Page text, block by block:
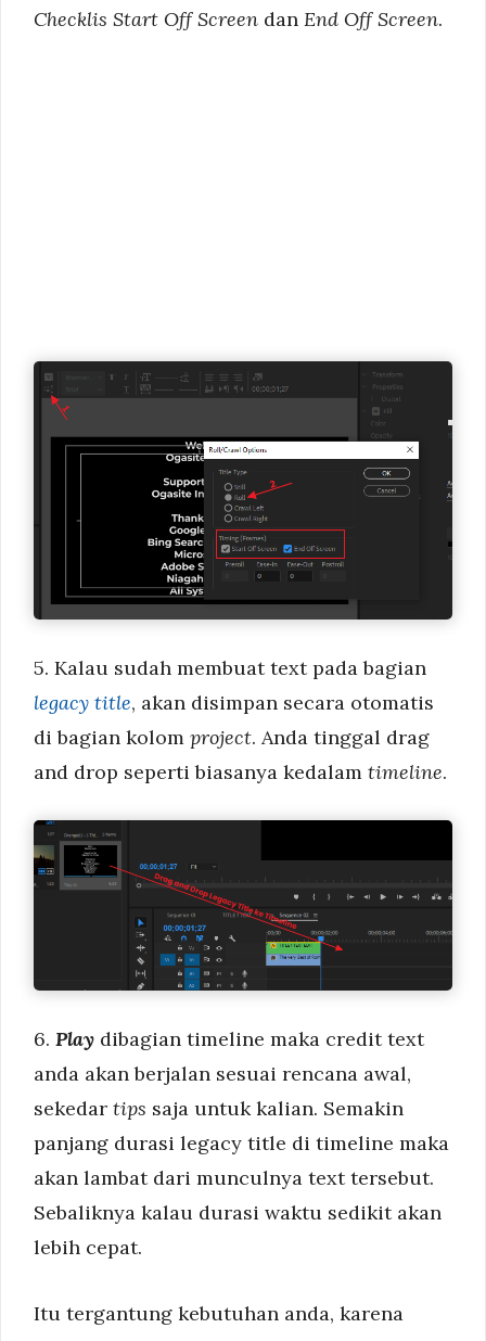
Checklis Start Off Screen dan End Off Screen.
5. Kalau sudah membuat text pada bagian
legacy title, akan disimpan secara otomatis
di bagian kolom project. Anda tinggal drag
and drop seperti biasanya kedalam timeline.
6. Play dibagian timeline maka credit text
anda akan berjalan sesuai rencana awal,
sekedar tips saja untuk kalian. Semakin
panjang durasi legacy title di timeline maka
akan lambat dari munculnya text tersebut.
Sebaliknya kalau durasi waktu sedikit akan
lebih cepat.
Itu tergantung kebutuhan anda, karena